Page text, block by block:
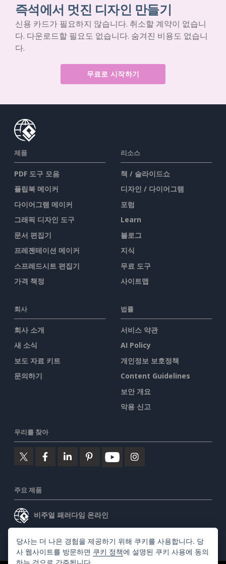
즉석에서 멋진 디자인 만들기
신용 카드가 필요하지 않습니다. 취소할 계약이 없습니
다. 다운로드할 필요도 없습니다. 숨겨진 비용도 없습니
다.
무료로 시작하기
제품
PDF 도구 모음
플립북 메이커
다이어그램 메이커
그래픽 디자인 도구
문서 편집기
프레젠테이션 메이커
스프레드시트 편집기
가격 책정
리소스
책 / 슬라이드쇼
디자인 / 다이어그램
포럼
Learn
블로그
지식
무료 도구
사이트맵
회사
회사 소개
새 소식
보도 자료 키트
문의하기
법률
서비스 약관
AI Policy
개인정보 보호정책
Content Guidelines
보안 개요
악용 신고
우리를 찾아
주요 제품
비주얼 패러다임 온라인
비주얼 패러다임 데스크톱
당사는 더 나은 경험을 제공하기 위해 쿠키를 사용합니다. 당
사 웹사이트를 방문하면 쿠키 정책에 설명된 쿠키 사용에 동의